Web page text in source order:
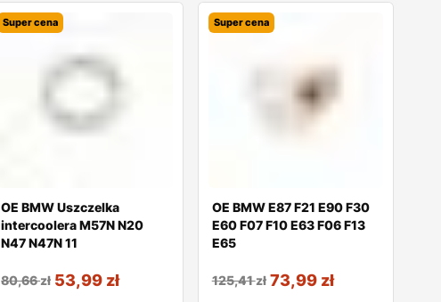
Super cena
OE BMW Uszczelka
intercoolera M57N N20
N47 N47N 11
80,66zł 53,99 zł
Super cena
OE BMW E87 F21 E90 F30
E60 F07 F10 E63 F06 F13
E65
125,41zł 73,99 zł